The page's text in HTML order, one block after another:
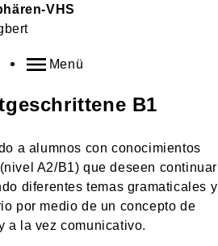
VHS
Menü
B1
a alumnos con conocimientos
A2/B1) que deseen continuar
diferentes temas gramaticales y
por medio de un concepto de
a la vez comunicativo.